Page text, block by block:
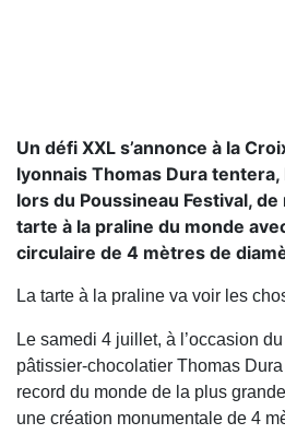
Un défi XXL s’annonce à la
lyonnais Thomas Dura
lors du Poussineau Festival,
tarte à la praline du monde
circulaire de 4 mètres de
La tarte à la praline va voir les
Le samedi 4 juillet, à l’occasion
pâtissier-chocolatier Thomas
record du monde de la plus
une création monumentale de 4